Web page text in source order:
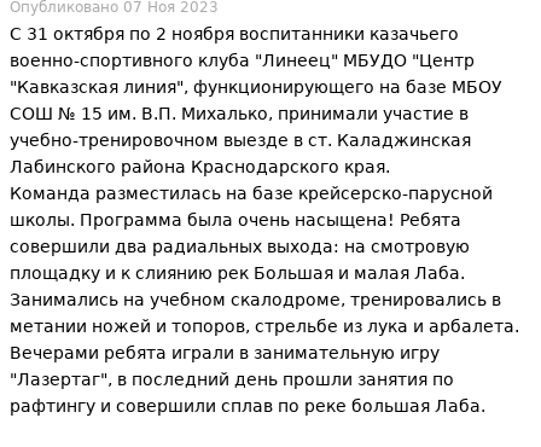
д
е
с
ь
Опубликовано 07 Ноя 2023
С 31 октября по 2 ноября воспитанники казачьего
военно-спортивного клуба "Линеец" МБУДО "Центр
"Кавказская линия", функционирующего на базе МБОУ
СОШ № 15 им. В.П. Михалько, принимали участие в
учебно-тренировочном выезде в ст. Каладжинская
Лабинского района Краснодарского края.
Команда разместилась на базе крейсерско-парусной
школы. Программа была очень насыщена! Ребята
совершили два радиальных выхода: на смотровую
площадку и к слиянию рек Большая и малая Лаба.
Занимались на учебном скалодроме, тренировались в
метании ножей и топоров, стрельбе из лука и арбалета.
Вечерами ребята играли в занимательную игру
"Лазертаг", в последний день прошли занятия по
рафтингу и совершили сплав по реке большая Лаба.
а
п
о
и
с
к
а